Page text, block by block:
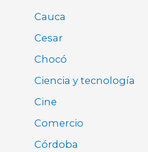
Cauca
Cesar
Chocó
Ciencia y tecnología
Cine
Comercio
Córdoba